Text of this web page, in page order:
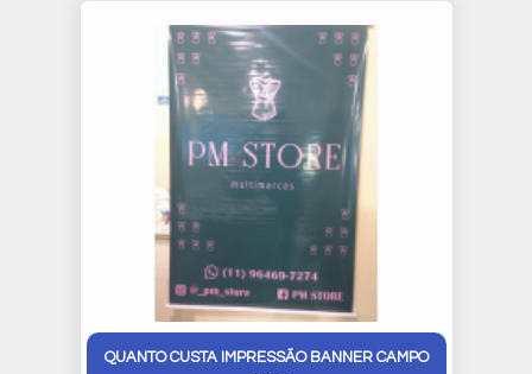
QUANTO CUSTA IMPRESSÃO BANNER CAMPO